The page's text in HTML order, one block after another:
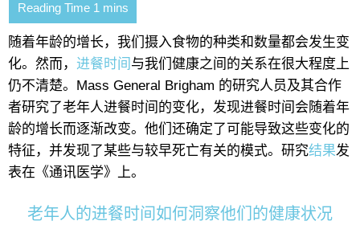
随着年龄的增长，我们摄入食物的种类和数量都会发生变
化。然而， 进餐时间 与我们健康之间的关系在很大程度上
仍不清楚。Mass General Brigham 的研究人员及其合作
者研究了老年人进餐时间的变化，发现进餐时间会随着年
龄的增长而逐渐改变。他们还确定了可能导致这些变化的
特征，并发现了某些与较早死亡有关的模式。研究结果发
表在《通讯医学》上。
老年人的进餐时间如何洞察他们的健康状况